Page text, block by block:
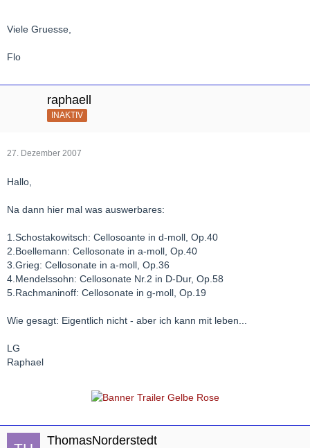
Viele Gruesse,
Flo
raphaell
INAKTIV
27. Dezember 2007
Hallo,
Na dann hier mal was auswerbares:
1.Schostakowitsch: Cellosoante in d-moll, Op.40
2.Boellemann: Cellosonate in a-moll, Op.40
3.Grieg: Cellosonate in a-moll, Op.36
4.Mendelssohn: Cellosonate Nr.2 in D-Dur, Op.58
5.Rachmaninoff: Cellosonate in g-moll, Op.19
Wie gesagt: Eigentlich nicht - aber ich kann mit leben...
LG
Raphael
ThomasNorderstedt